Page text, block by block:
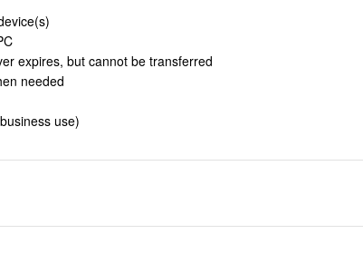
expires, but cannot be transferred
needed
use)